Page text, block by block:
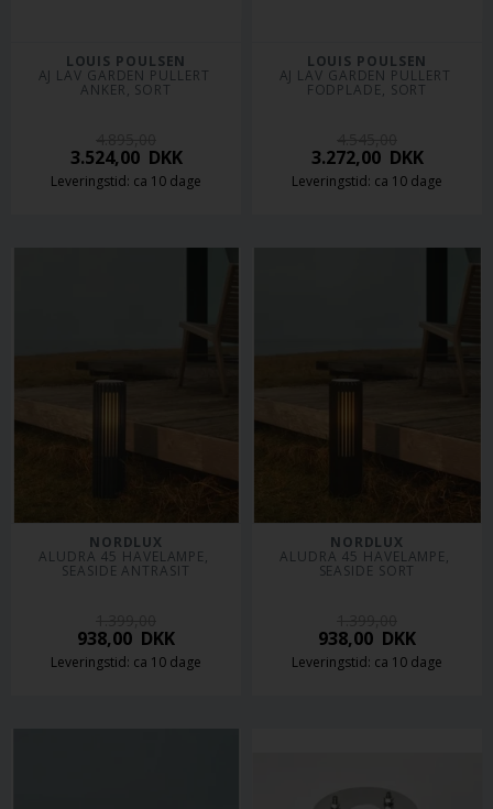
LOUIS POULSEN
AJ LAV GARDEN PULLERT
ANKER, SORT
3.524,00DKK
Leveringstid: ca 10 dage
LOUIS POULSEN
AJ LAV GARDEN PULLERT
FODPLADE, SORT
3.272,00DKK
Leveringstid: ca 10 dage
NORDLUX
ALUDRA 45 HAVELAMPE,
SEASIDE ANTRASIT
938,00 DKK
Leveringstid: ca 10 dage
NORDLUX
ALUDRA 45 HAVELAMPE,
SEASIDE SORT
938,00 DKK
Leveringstid: ca 10 dage